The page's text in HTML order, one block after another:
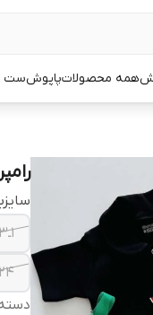
همه محصولاتپاپوشست
۱ـ۳ ماه
۱۸-